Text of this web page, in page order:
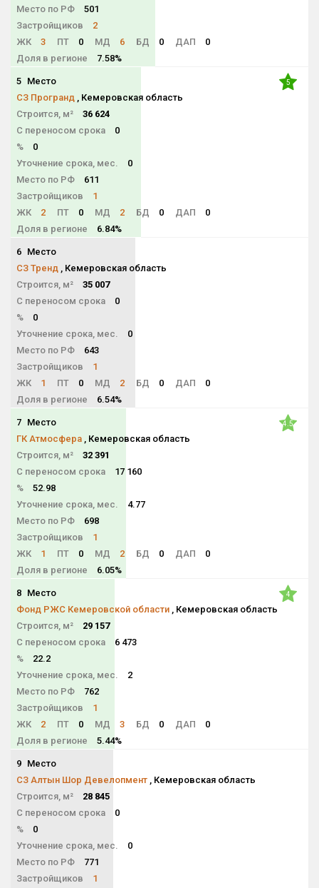
Место по РФ
501
Застройщиков
2
ЖК
3 ПТ 0 МД 6 БД 0 ДАП
0
Доля в регионе
7.58%
5 Место
СЗ Програнд , Кемеровская область
Строится, м²
36 624
С переносом срока
0
%
0
Уточнение срока, мес.
0
Место по РФ
611
Застройщиков
1
ЖК
2 ПТ 0 МД 2 БД 0 ДАП
0
Доля в регионе
6.84%
5
6 Место
СЗ Тренд , Кемеровская область
Строится, м²
35 007
С переносом срока
0
%
0
Уточнение срока, мес.
0
Место по РФ
643
Застройщиков
1
ЖК
1 ПТ 0 МД 2 БД 0 ДАП
0
Доля в регионе
6.54%
7 Место
ГК Атмосфера , Кемеровская область
Строится, м²
32 391
С переносом срока
17 160
%
52.98
Уточнение срока, мес.
4.77
Место по РФ
698
Застройщиков
1
ЖК
1 ПТ 0 МД 2 БД 0 ДАП
0
Доля в регионе
6.05%
4.5
8 Место
Фонд РЖС Кемеровской области , Кемеровская область
Строится, м²
29 157
С переносом срока
6 473
%
22.2
Уточнение срока, мес.
2
Место по РФ
762
Застройщиков
1
ЖК
2 ПТ 0 МД 3 БД 0 ДАП
0
Доля в регионе
5.44%
4
9 Место
СЗ Алтын Шор Девелопмент , Кемеровская область
Строится, м²
28 845
С переносом срока
0
%
0
Уточнение срока, мес.
0
Место по РФ
771
Застройщиков
1